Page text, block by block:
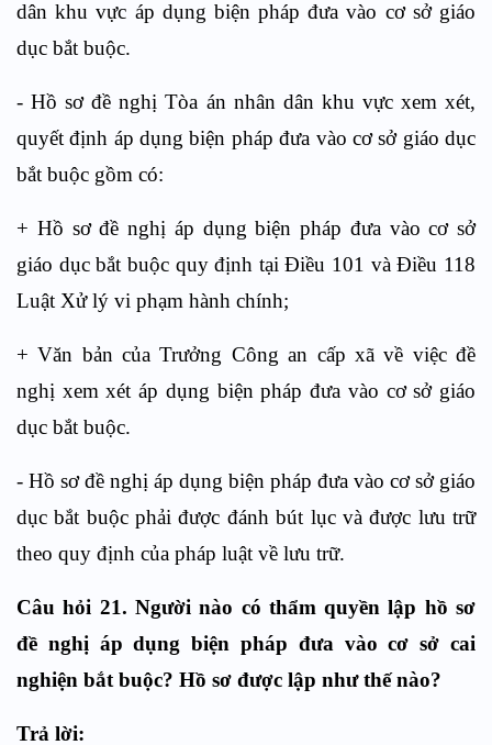
dân khu vực áp dụng biện pháp đưa vào cơ sở giáo
dục bắt buộc.
- Hồ sơ đề nghị Tòa án nhân dân khu vực xem xét,
quyết định áp dụng biện pháp đưa vào cơ sở giáo dục
bắt buộc gồm có:
+ Hồ sơ đề nghị áp dụng biện pháp đưa vào cơ sở
giáo dục bắt buộc quy định tạiĐiều 101 và Điều 118
Luật Xử lý vi phạm hành chính;
+ Văn bản của Trưởng Công an cấp xã về việc đề
nghị xem xét áp dụng biện pháp đưa vào cơ sở giáo
dục bắt buộc.
- Hồ sơ đề nghị áp dụng biện pháp đưa vào cơ sở giáo
dục bắt buộc phải được đánh bút lục và được lưu trữ
theo quy định của pháp luật về lưu trữ.
Câu hỏi 21. Người nào có thẩm quyền lập hồ sơ
đề nghị áp dụng biện pháp đưa vào cơ sở cai
nghiện bắt buộc? Hồ sơ được lập như thế nào?
Trả lời: